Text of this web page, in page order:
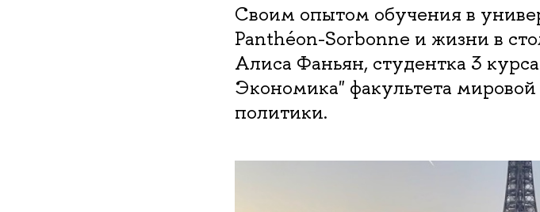
Своим опытом обучения в
Panthéon-Sorbonne и жизни в
Алиса Фаньян, студентка 3
Экономика" факультета
политики.